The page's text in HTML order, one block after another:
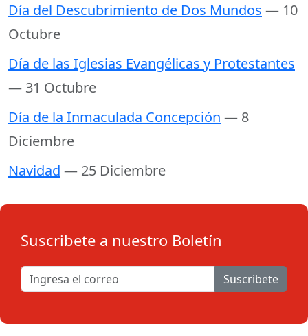
Día del Descubrimiento de Dos Mundos — 10
Octubre
Día de las Iglesias Evangélicas y Protestantes
— 31 Octubre
Día de la Inmaculada Concepción — 8
Diciembre
Navidad — 25 Diciembre
Suscribete a nuestro Boletín
Suscribete